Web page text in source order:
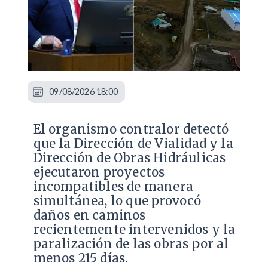
El organismo contralor detectó
que la Dirección de Vialidad y la
Dirección de Obras Hidráulicas
ejecutaron proyectos
incompatibles de manera
simultánea, lo que provocó
daños en caminos
recientemente intervenidos y la
paralización de las obras por al
menos 215 días.
09/08/2026 18:00